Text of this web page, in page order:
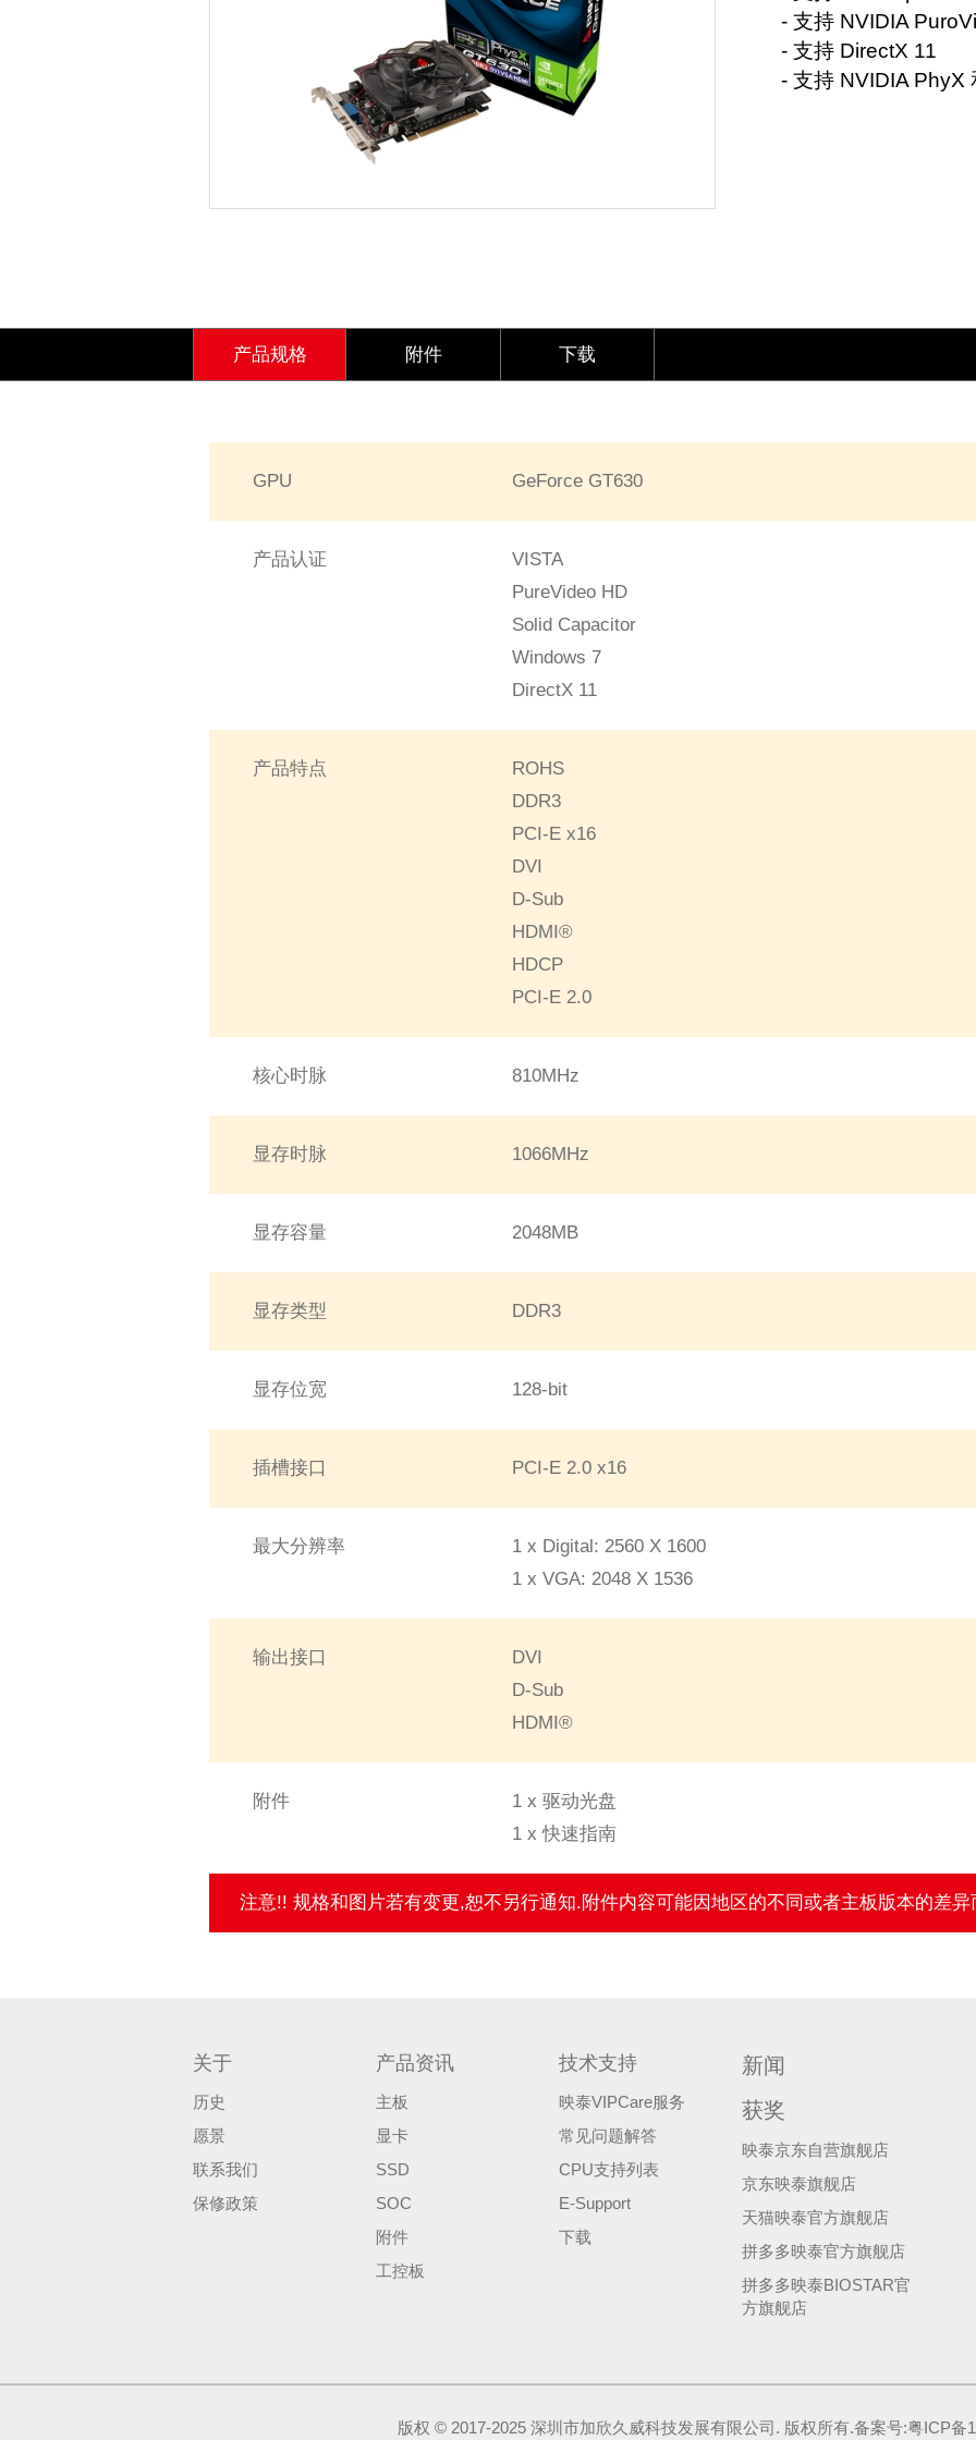
- 支持 NVIDIA
- 支持 DirectX 11
- 支持 NVIDIA PhyX
产品规格 附件 下载
GPU GeForce GT630
产品认证
VISTA
PureVideo HD
Solid Capacitor
Windows 7
DirectX 11
产品特点
ROHS
DDR3
PCI-E x16
DVI
D-Sub
HDMI®
HDCP
PCI-E 2.0
核心时脉 810MHz
显存时脉 1066MHz
显存容量 2048MB
显存类型 DDR3
显存位宽 128-bit
插槽接口 PCI-E 2.0 x16
最大分辨率
1 x Digital: 2560 X 1600
1 x VGA: 2048 X 1536
输出接口
DVI
D-Sub
HDMI®
附件
1 x 驱动光盘
1 x 快速指南
注意!! 规格和图片若有变更,恕不另行通知.附件内容可能因地区的不同或者主板版本的差异
关于
历史
愿景
联系我们
保修政策
产品资讯
主板
显卡
SSD
SOC
附件
工控板
技术支持
映泰VIPCare服务
常见问题解答
CPU支持列表
E-Support
下载
新闻
获奖
映泰京东自营旗舰店
京东映泰旗舰店
天猫映泰官方旗舰店
拼多多映泰官方旗舰店
拼多多映泰BIOSTAR官
方旗舰店
版权 © 2017-2025 深圳市加欣久威科技发展有限公司. 版权所有.备案号:粤ICP备